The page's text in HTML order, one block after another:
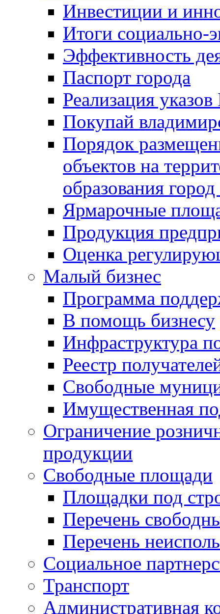
Инвестиции и
Итоги социально-
Эффективность
Паспорт города
Реализация
Покупай
Порядок
объектов на
образования
Ярмарочные
Продукция
Оценка
Малый бизнес
Программа
В помощь бизнесу
Инфраструктура
Реестр
Свободные
Имущественная
Ограничение
продукции
Свободные площади
Площадки под
Перечень
Перечень
Социальное
Транспорт
Административная